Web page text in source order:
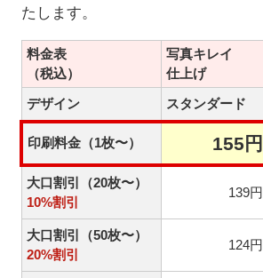
たします。
料金表
（税込）
写真キレイ
仕上げ
デザイン
スタンダード
印刷料金（1枚〜） 155円
大口割引（20枚〜）
10%割引
139円
大口割引（50枚〜）
20%割引
124円